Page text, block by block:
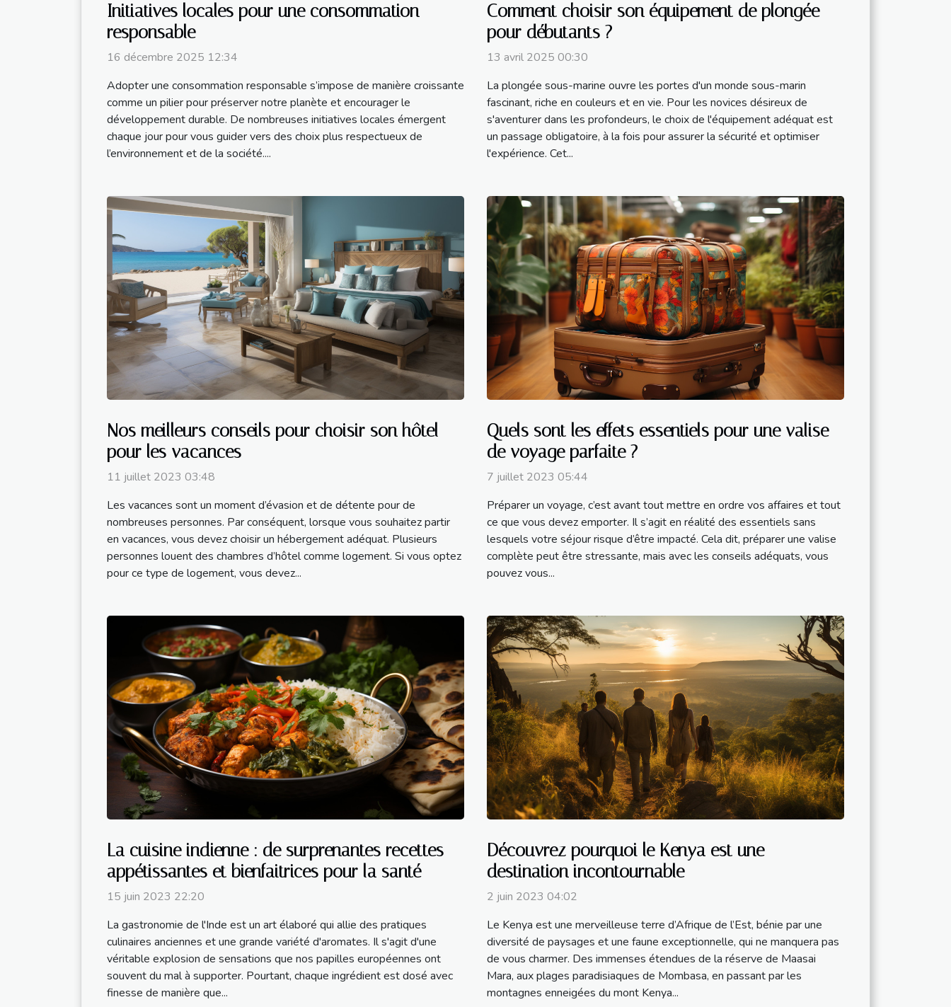
Initiatives locales pour une consommation
responsable
16 décembre 2025 12:34
Adopter une consommation responsable s’impose de manière croissante
comme un pilier pour préserver notre planète et encourager le
développement durable. De nombreuses initiatives locales émergent
chaque jour pour vous guider vers des choix plus respectueux de
l’environnement et de la société....
Comment choisir son équipement de plongée
pour débutants ?
13 avril 2025 00:30
La plongée sous-marine ouvre les portes d'un monde sous-marin
fascinant, riche en couleurs et en vie. Pour les novices désireux de
s'aventurer dans les profondeurs, le choix de l'équipement adéquat est
un passage obligatoire, à la fois pour assurer la sécurité et optimiser
l'expérience. Cet...
Nos meilleurs conseils pour choisir son hôtel
pour les vacances
11 juillet 2023 03:48
Les vacances sont un moment d’évasion et de détente pour de
nombreuses personnes. Par conséquent, lorsque vous souhaitez partir
en vacances, vous devez choisir un hébergement adéquat. Plusieurs
personnes louent des chambres d’hôtel comme logement. Si vous optez
pour ce type de logement, vous devez...
Quels sont les effets essentiels pour une valise
de voyage parfaite ?
7 juillet 2023 05:44
Préparer un voyage, c’est avant tout mettre en ordre vos affaires et tout
ce que vous devez emporter. Il s’agit en réalité des essentiels sans
lesquels votre séjour risque d’être impacté. Cela dit, préparer une valise
complète peut être stressante, mais avec les conseils adéquats, vous
pouvez vous...
La cuisine indienne : de surprenantes recettes
appétissantes et bienfaitrices pour la santé
15 juin 2023 22:20
La gastronomie de l'Inde est un art élaboré qui allie des pratiques
culinaires anciennes et une grande variété d'aromates. Il s'agit d'une
véritable explosion de sensations que nos papilles européennes ont
souvent du mal à supporter. Pourtant, chaque ingrédient est dosé avec
finesse de manière que...
Découvrez pourquoi le Kenya est une
destination incontournable
2 juin 2023 04:02
Le Kenya est une merveilleuse terre d’Afrique de l’Est, bénie par une
diversité de paysages et une faune exceptionnelle, qui ne manquera pas
de vous charmer. Des immenses étendues de la réserve de Maasai
Mara, aux plages paradisiaques de Mombasa, en passant par les
montagnes enneigées du mont Kenya...